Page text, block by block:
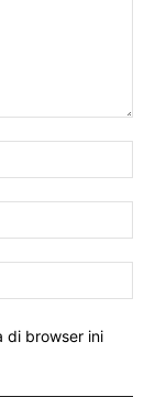
di browser ini